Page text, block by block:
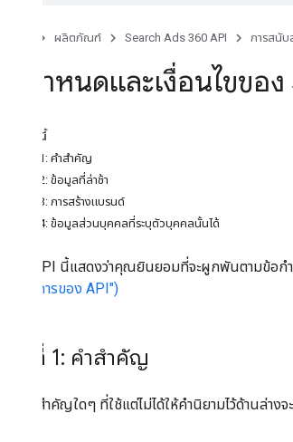
ผลิตภัณฑ์ Search Ads 360 API การสนับ
ข้อกำหนดและเงื่อนไขขอ
ในหน้านี้
ส่วนที่ 1: คำสำคัญ
ส่วนที่ 2: ข้อมูลที่ล่าช้า
ส่วนที่ 3: การสร้างแบรนด์
ส่วนที่ 4: ข้อมูลส่วนบุคคลที่ระบุตัวบุคคลนั้นได้
การใช้ API นี้แสดงว่าคุณยินยอมที่จะผูกพันตามข้อก
ารให้บริการของ API")
ส่วนที่ 1: คำสำคัญ
คำศัพท์สำคัญใดๆ ที่ใช้แต่ไม่ได้ให้คำนิยามไว้ด้านล่า